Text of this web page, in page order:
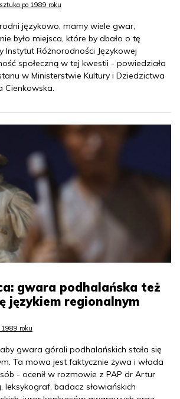
po 1989 roku
językowo, mamy wiele gwar,
było miejsca, które by dbało o tę
Instytut Różnorodności Językowej
społeczną w tej kwestii - powiedziała
w Ministerstwie Kultury i Dziedzictwa
Cienkowska.
gwara podhalańska też
językiem regionalnym
1989 roku
gwara górali podhalańskich stała się
Ta mowa jest faktycznie żywa i włada
- ocenił w rozmowie z PAP dr Artur
leksykograf, badacz słowiańskich